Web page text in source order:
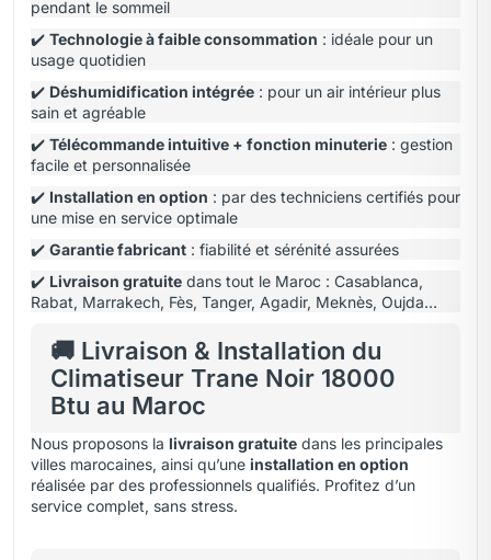
pendant le sommeil
✔️ Technologie à faible consommation : idéale pour un
usage quotidien
✔️ Déshumidification intégrée : pour un air intérieur plus
sain et agréable
✔️ Télécommande intuitive + fonction minuterie : gestion
facile et personnalisée
✔️ Installation en option : par des techniciens certifiés pour
une mise en service optimale
✔️ Garantie fabricant : fiabilité et sérénité assurées
✔️ Livraison gratuite dans tout le Maroc : Casablanca,
Rabat, Marrakech, Fès, Tanger, Agadir, Meknès, Oujda…
🚚 Livraison & Installation du
Climatiseur Trane Noir 18000
Btu au Maroc
Nous proposons la livraison gratuite dans les principales
villes marocaines, ainsi qu’une installation en option
réalisée par des professionnels qualifiés. Profitez d’un
service complet, sans stress.